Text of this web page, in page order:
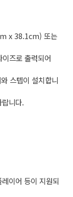
x 38.1cm) 또는
즈로 출력되어
스텝이 설치합니
니다.
이어 등이 지원되